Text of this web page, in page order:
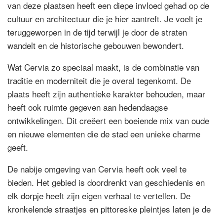
van deze plaatsen heeft een diepe invloed gehad op de
cultuur en architectuur die je hier aantreft. Je voelt je
teruggeworpen in de tijd terwijl je door de straten
wandelt en de historische gebouwen bewondert.
Wat Cervia zo speciaal maakt, is de combinatie van
traditie en moderniteit die je overal tegenkomt. De
plaats heeft zijn authentieke karakter behouden, maar
heeft ook ruimte gegeven aan hedendaagse
ontwikkelingen. Dit creëert een boeiende mix van oude
en nieuwe elementen die de stad een unieke charme
geeft.
De nabije omgeving van Cervia heeft ook veel te
bieden. Het gebied is doordrenkt van geschiedenis en
elk dorpje heeft zijn eigen verhaal te vertellen. De
kronkelende straatjes en pittoreske pleintjes laten je de